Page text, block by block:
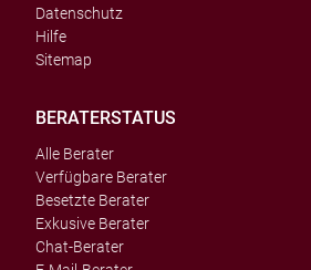
Datenschutz
Hilfe
Sitemap
BERATERSTATUS
Alle Berater
Verfügbare Berater
Besetzte Berater
Exkusive Berater
Chat-Berater